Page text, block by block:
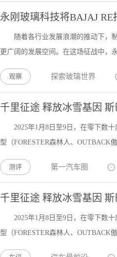
永刚玻璃科技将BAJAJ
随着各行业发展浪潮的推动下，
更广阔的发展空间。在这场征战中，
观察 探索玻璃世界
千里征途 释放冰雪基因
2025年1月8日至9日，在零下数
型（FORESTER森林人、OUTBACK
测评 第一汽车圈
千里征途 释放冰雪基因
2025年1月8日至9日，在零下数
型（FORESTER森林人、OUTBACK